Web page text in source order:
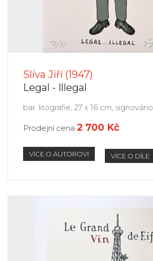
Slíva Jiří (1947)
Legal - Illegal
bar. litografie, 27 x 16 cm, signováno
Prodejní cena 2 700 Kč
VÍCE O AUTOROVI VÍCE O DÍLE